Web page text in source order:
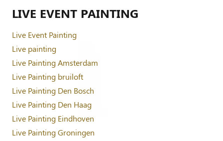
LIVE EVENT PAINTING
Live Event Painting
Live painting
Live Painting Amsterdam
Live Painting bruiloft
Live Painting Den Bosch
Live Painting Den Haag
Live Painting Eindhoven
Live Painting Groningen